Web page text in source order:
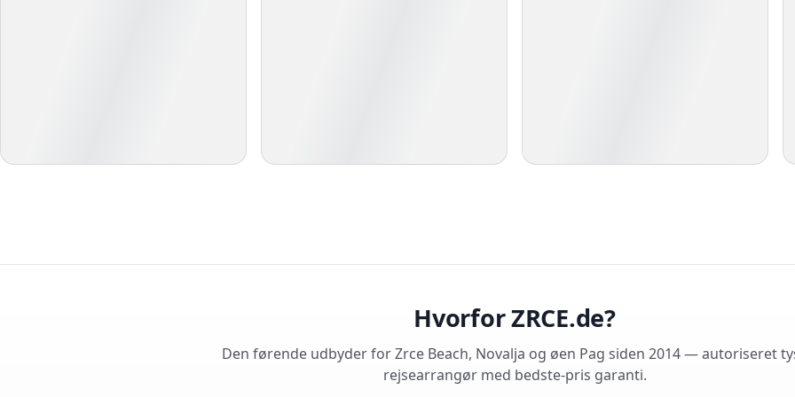
Hvorfor ZRCE.de?
Den førende udbyder for Zrce Beach, Novalja og øen Pag siden 2014 — autoriseret
rejsearrangør med bedste-pris garanti.